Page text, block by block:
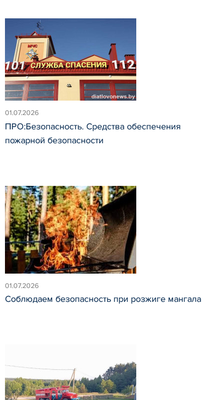
01.07.2026
ПРО:Безопасность. Средства обеспечения
пожарной безопасности
01.07.2026
Соблюдаем безопасность при розжиге мангала